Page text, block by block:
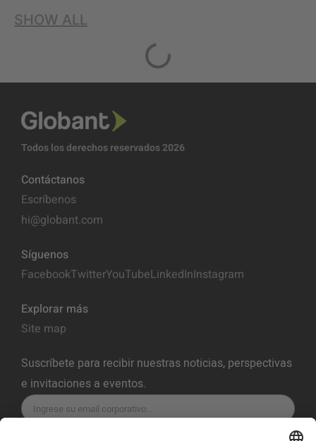
SHOW ALL
Todos los derechos reservados 2026
Contáctanos
Escríbenos
hi@globant.com
Síguenos
FacebookTwitterYouTubeLinkedInInstagram
Explorar más
Site map
Suscríbete para recibir nuestras noticias, perspectivas
e invitaciones a eventos.